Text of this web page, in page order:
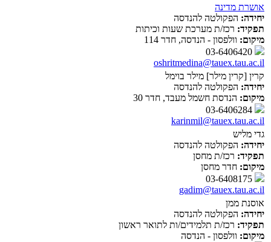
אושרת מדינה
יחידה: הפקולטה להנדסה
תפקיד: רכז/ת מערכת שעות וכיתות
מיקום: וולפסון - הנדסה, חדר 114
oshritmedina@tauex.tau.ac.il
קרין [קרין מילר] מילר בוימל
יחידה: הפקולטה להנדסה
מיקום: הנדסת חשמל מעבד, חדר 30
karinmil@tauex.tau.ac.il
גדי מליש
יחידה: הפקולטה להנדסה
תפקיד: רכז/ת מחסן
מיקום: חדר מחסן
gadim@tauex.tau.ac.il
אוסנת ממן
יחידה: הפקולטה להנדסה
תפקיד: רכז/ת תלמידים/ות לתואר ראשון
מיקום: וולפסון - הנדסה